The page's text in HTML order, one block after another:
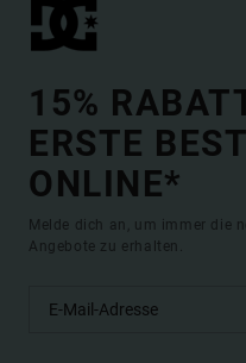
15%
ERSTE
ONLINE*
Melde dich an, um immer die
Angebote zu erhalten.